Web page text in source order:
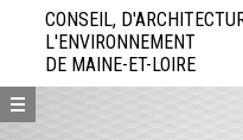
directement
contenu
CONSEIL,
L'ENVIRONNEMENT
DE MAINE-ET-LOIRE